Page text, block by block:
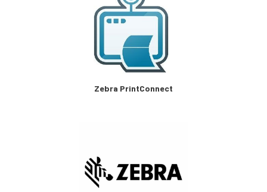
Zebra PrintConnect